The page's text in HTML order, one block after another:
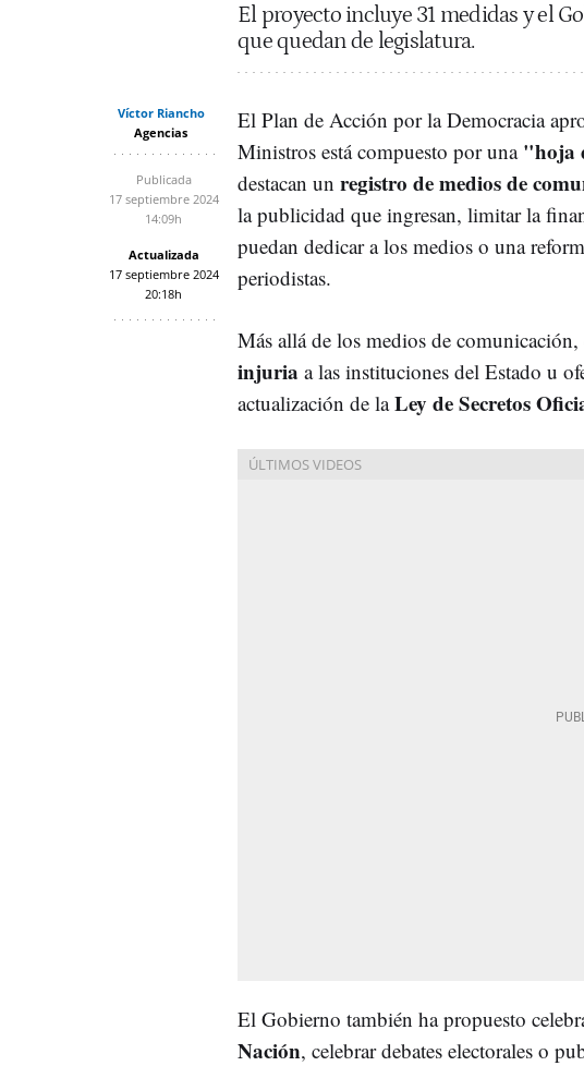
El proyecto incluye 31 medidas y el
que quedan de legislatura.
Víctor Riancho
Agencias
Publicada
17 septiembre 2024
14:09h
Actualizada
17 septiembre 2024
20:18h
El Plan de Acción por la Democracia
Ministros está compuesto por una "hoja
destacan un registro de medios de
la publicidad que ingresan, limitar la
puedan dedicar a los medios o una
periodistas.
Más allá de los medios de
injuria a las instituciones del Estado u
actualización de laLey de Secretos
El Gobierno también ha propuesto
Nación, celebrar debates electorales o